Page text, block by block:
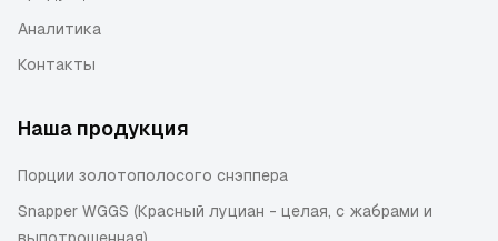
Аналитика
Контакты
Наша продукция
Порции золотополосого снэппера
Snapper WGGS (Красный луциан - целая, с жабрами и